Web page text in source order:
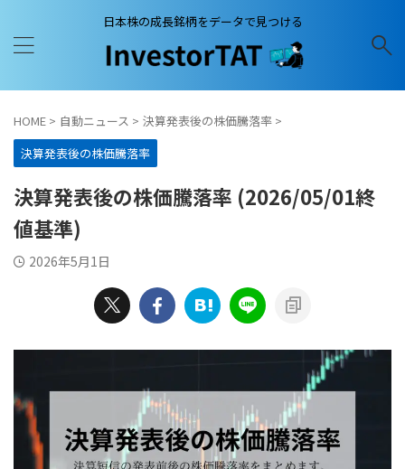
日本株の成長銘柄をデータで見つける
HOME > 自動ニュース > 決算発表後の株価騰落率 >
決算発表後の株価騰落率
決算発表後の株価騰落率 (2026/05/01終
値基準)
2026年5月1日